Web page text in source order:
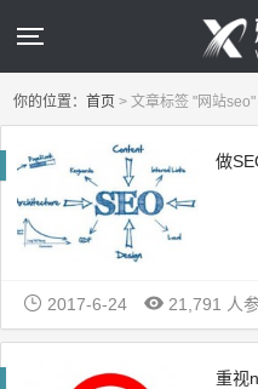
你的位置：首页 > 文章标签 "网站seo"
做
2017-6-24 21,791 人
重视